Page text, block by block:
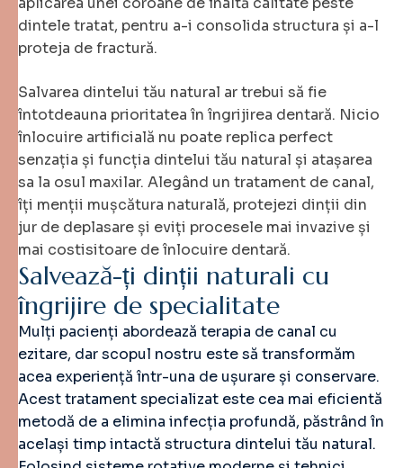
dintele tratat, pentru a-i consolida structura și a-l
proteja de fractură.
Salvarea dintelui tău natural ar trebui să fie
întotdeauna prioritatea în îngrijirea dentară. Nicio
înlocuire artificială nu poate replica perfect
senzația și funcția dintelui tău natural și atașarea
sa la osul maxilar. Alegând un tratament de canal,
îți menții mușcătura naturală, protejezi dinții din
jur de deplasare și eviți procesele mai invazive și
mai costisitoare de înlocuire dentară.
Salvează-ți dinții naturali cu
îngrijire de specialitate
Mulți pacienți abordează terapia de canal cu
ezitare, dar scopul nostru este să transformăm
acea experiență într-una de ușurare și conservare.
Acest tratament specializat este cea mai eficientă
metodă de a elimina infecția profundă, păstrând în
același timp intactă structura dintelui tău natural.